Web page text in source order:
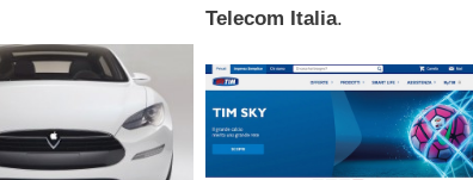
Telecom Italia.